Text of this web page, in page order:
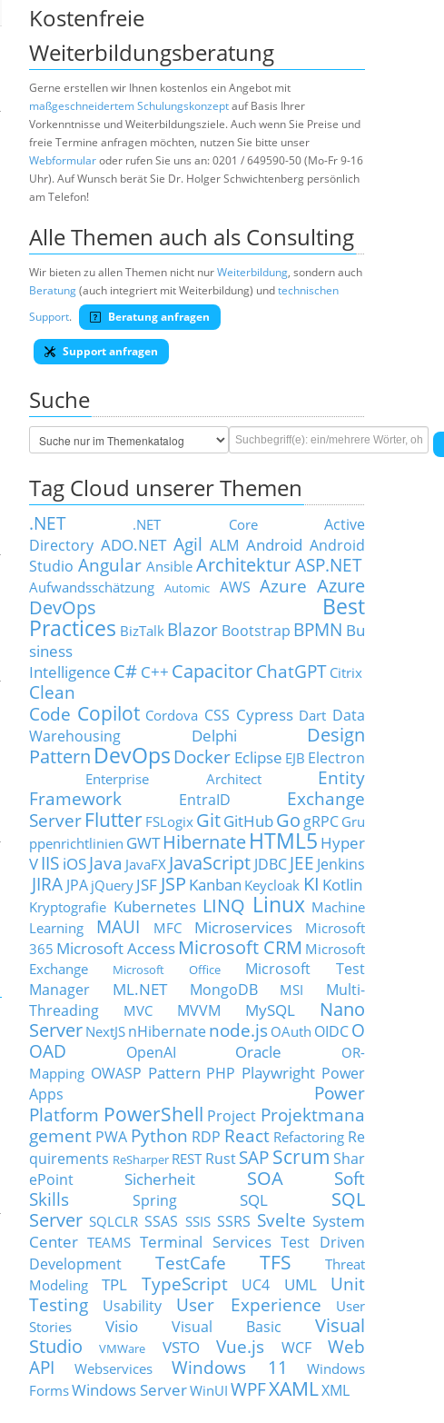
Kostenfreie
Weiterbildungsberatung
Gerne erstellen wir Ihnen kostenlos ein Angebot mit
maßgeschneidertem Schulungskonzeptauf Basis Ihrer
Vorkenntnisse und Weiterbildungsziele. Auch wenn Sie Preise und
freie Termine anfragen möchten, nutzen Sie bitte unser
Webformularoder rufen Sie uns an: 0201 / 649590-50 (Mo-Fr 9-16
Uhr). Auf Wunsch berät Sie Dr. Holger Schwichtenberg persönlich
am Telefon!
Alle Themen auch als Consulting
Wir bieten zu allen Themen nicht nurWeiterbildung, sondern auch
Beratung(auch integriert mit Weiterbildung) undtechnischen
Support. Beratung anfragen
Support anfragen
Suche
Tag Cloud unserer Themen
.NET .NET Core
Active
Directory ADO.NET Agil ALM Android Android
Studio Angular Ansible Architektur ASP.NET
Aufwandsschätzung Automic AWS Azure Azure
DevOps
Best
Practices BizTalk Blazor Bootstrap BPMN Bu
siness
Intelligence C# C++ Capacitor ChatGPT Citrix
Clean
Code Copilot Cordova CSS Cypress Dart Data
Warehousing
Delphi
Design
Pattern DevOps Docker Eclipse EJB Electron
Enterprise Architect
Entity
Framework
EntraID
Exchange
Server Flutter FSLogix GitGitHubGo gRPC Gru
ppenrichtlinien GWT HibernateHTML5 Hyper
VIIS iOSJava JavaFX JavaScript JDBC JEE Jenkins
JIRA JPA jQuery JSF JSP Kanban Keycloak KI Kotlin
Kryptografie Kubernetes LINQ Linux Machine
Learning
MAUI MFC Microservices
Microsoft
365 Microsoft Access Microsoft CRM Microsoft
Exchange
Microsoft Office
Microsoft Test
Manager
ML.NET MongoDB MSI
Multi-
Threading
MVC MVVM MySQL
Nano
Server NextJS nHibernatenode.js OAuth OIDCO
OAD
OpenAI Oracle
OR-
Mapping OWASP Pattern PHP Playwright Power
Apps
Power
Platform PowerShell Project Projektmana
gement PWA Python RDP React Refactoring Re
quirements ReSharper REST Rust SAP Scrum Shar
ePoint
Sicherheit SOA
Soft
Skills
Spring SQL
SQL
Server SQLCLR SSAS SSIS SSRS Svelte System
Center TEAMS Terminal Services Test Driven
Development
TestCafe TFS
Threat
Modeling
TPL TypeScript UC4 UML
Unit
Testing
Usability User Experience
User
Stories
Visio Visual Basic
Visual
Studio
VMWare VSTO Vue.js WCF
Web
API
Webservices Windows 11
Windows
FormsWindows ServerWinUI WPFXAMLXML